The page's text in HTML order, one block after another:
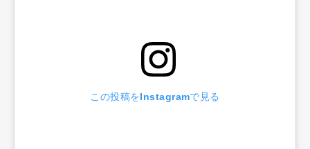
この投稿をInstagramで見る